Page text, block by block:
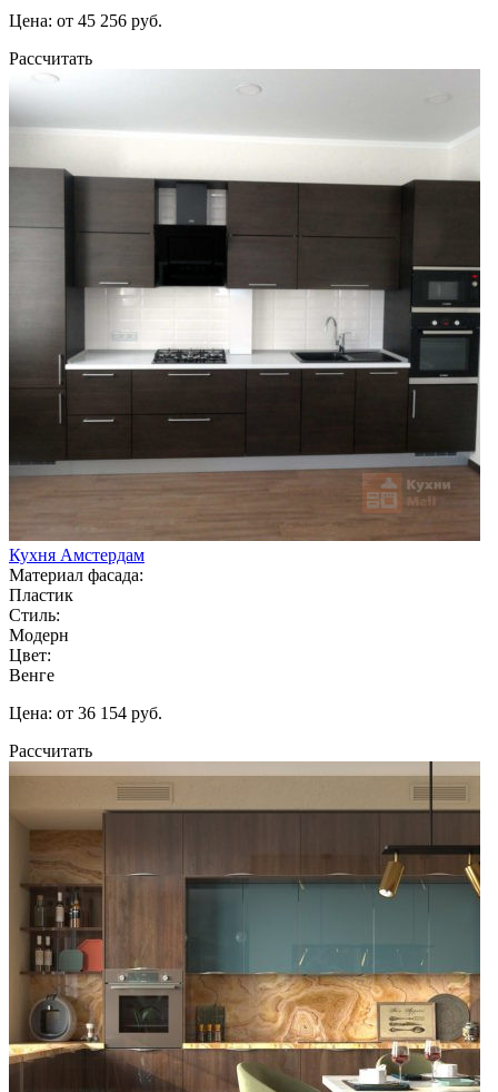
Цена: от 45 256 руб.
Рассчитать
Кухня Амстердам
Материал фасада:
Пластик
Стиль:
Модерн
Цвет:
Венге
Цена: от 36 154 руб.
Рассчитать